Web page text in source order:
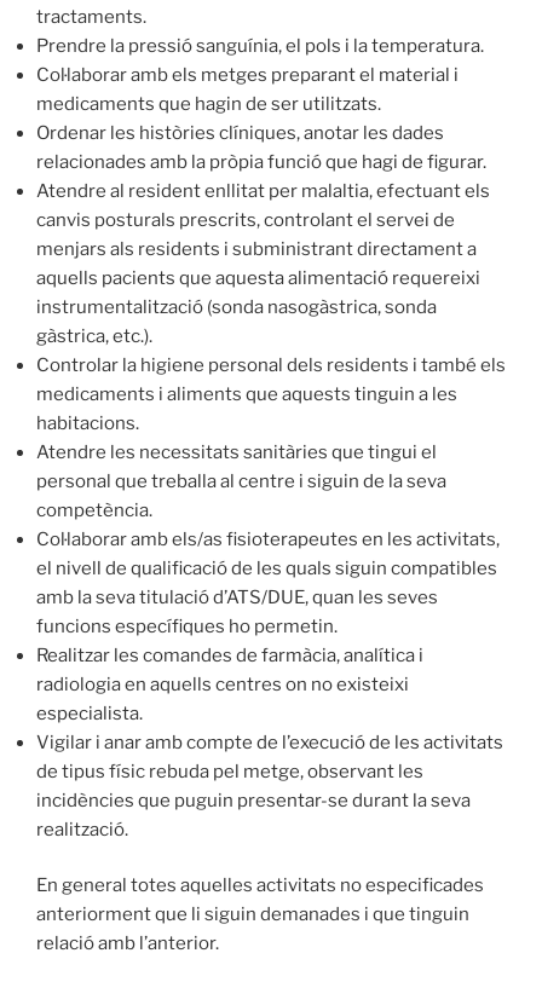
tractaments.
Prendre la pressió sanguínia, el pols i la temperatura.
Col·laborar amb els metges preparant el material i
medicaments que hagin de ser utilitzats.
Ordenar les històries clíniques, anotar les dades
relacionades amb la pròpia funció que hagi de figurar.
Atendre al resident enllitat per malaltia, efectuant els
canvis posturals prescrits, controlant el servei de
menjars als residents i subministrant directament a
aquells pacients que aquesta alimentació requereixi
instrumentalització (sonda nasogàstrica, sonda
gàstrica, etc.).
Controlar la higiene personal dels residents i també els
medicaments i aliments que aquests tinguin a les
habitacions.
Atendre les necessitats sanitàries que tingui el
personal que treballa al centre i siguin de la seva
competència.
Col·laborar amb els/as fisioterapeutes en les activitats,
el nivell de qualificació de les quals siguin compatibles
amb la seva titulació d’ATS/DUE, quan les seves
funcions específiques ho permetin.
Realitzar les comandes de farmàcia, analítica i
radiologia en aquells centres on no existeixi
especialista.
Vigilar i anar amb compte de l’execució de les activitats
de tipus físic rebuda pel metge, observant les
incidències que puguin presentar-se durant la seva
realització.
En general totes aquelles activitats no especificades
anteriorment que li siguin demanades i que tinguin
relació amb l’anterior.